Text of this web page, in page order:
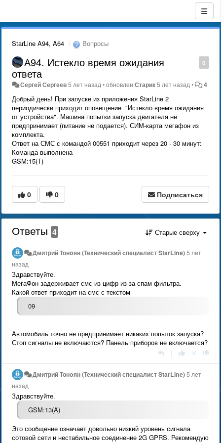
StarLine A94, A64 Вопросы
0
А94. Истекло время ожидания
ответа
Сергей Сергеев5 лет назад •обновленСтарик5 лет назад • 4
Добрый день! При запуске из приложения StarLine 2
периодически приходит оповещение "Истекло время ожидания
от устройства". Машина попытки запуска двигателя не
предпринимает (питание не подается). СИМ-карта мегафон из
комплекта.
Ответ на СМС с командой 00551 приходит через 20 - 30 минут:
Команда выполнена
GSM:15(Т)
0 0 Подписаться
Ответы 4 Старые сверху
Дмитрий Тонoян (Технический специалист StarLine)5 лет
назад
Здравствуйте.
МегаФон задерживает смс из цифр из-за спам фильтра.
Какой ответ приходит на смс с текстом
09
Автомобиль точно не предпринимает никаких попыток запуска?
Стоп сигналы не включаются? Панель приборов не включается?
Дмитрий Тонoян (Технический специалист StarLine)5 лет
назад
Здравствуйте.
GSM:13(A)
Это сообщение означает довольно низкий уровень сигнала
сотовой сети и нестабильное соединение 2G GPRS. Рекомендую